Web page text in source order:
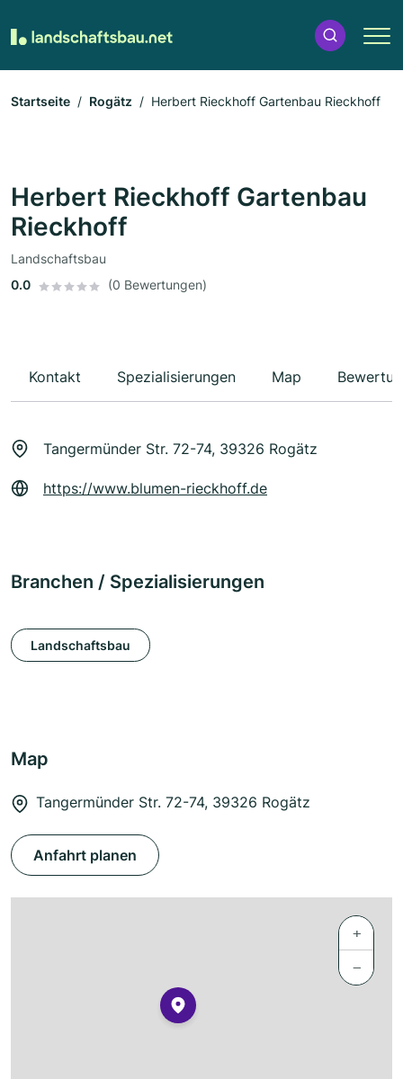
Startseite Rogätz Herbert Rieckhoff Gartenbau Rieckhoff
Herbert Rieckhoff Gartenbau
Rieckhoff
Landschaftsbau
0.0
(0 Bewertungen)
Kontakt Spezialisierungen Map
Tangermünder Str. 72-74, 39326 Rogätz
https://www.blumen-rieckhoff.de
Branchen / Spezialisierungen
Landschaftsbau
Map
Tangermünder Str. 72-74, 39326 Rogätz
Anfahrt planen
+
−